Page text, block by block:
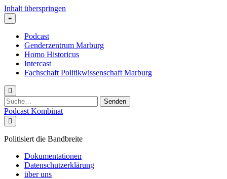
Inhalt überspringen
Podcast
Genderzentrum Marburg
Homo Historicus
Intercast
Fachschaft Politikwissenschaft Marburg
Suchen
nach:
Podcast Kombinat
Politisiert die Bandbreite
Dokumentationen
Datenschutzerklärung
über uns